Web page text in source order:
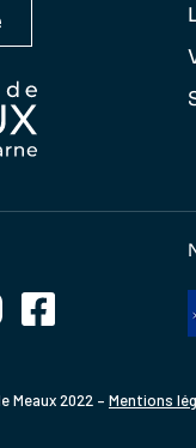
Meaux 2022 – Mentions